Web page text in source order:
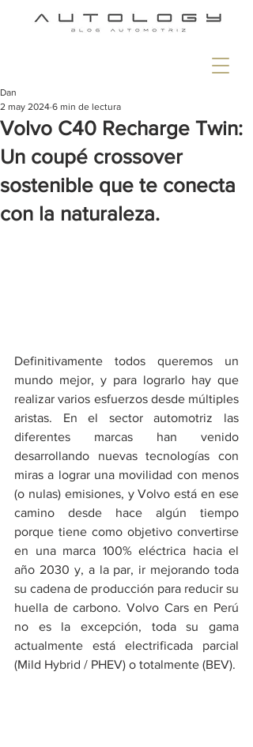
Volvo C40 Recharge Twin:
Un coupé crossover
sostenible que te conecta
con la naturaleza.
Dan
2 may 2024 6 min de lectura
Definitivamente todos queremos un
mundo mejor, y para lograrlo hay que
realizar varios esfuerzos desde múltiples
aristas. En el sector automotriz las
diferentes marcas han venido
desarrollando nuevas tecnologías con
miras a lograr una movilidad con menos
(o nulas) emisiones, y Volvo está en ese
camino desde hace algún tiempo
porque tiene como objetivo convertirse
en una marca 100% eléctrica hacia el
año 2030 y, a la par, ir mejorando toda
su cadena de producción para reducir su
huella de carbono. Volvo Cars en Perú
no es la excepción, toda su gama
actualmente está electrificada parcial
(Mild Hybrid / PHEV) o totalmente (BEV).